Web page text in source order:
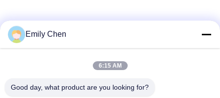
टेलीफोन
Emily Chen
6:15 AM
Good day, what product are you looking for?